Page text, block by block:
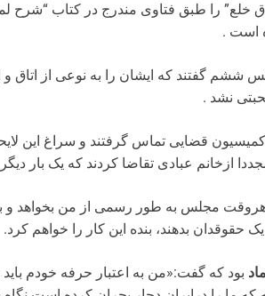
را طبق فتاوی مندرج در کتاب “شرح
است .
ششم گفتند که ایشان را به نوعی از اتاق
نشد .
قضایی تماس گرفتند و سراغ این
ازخانم عبادی تقاضا کردند که یک بار دیگر
مجلس به طور رسمی از من بخواهد و
حقوقدان بدهند، بنده این کار را خواهم کرد.
بود که گفت:«من به اعتبار حرفه خودم